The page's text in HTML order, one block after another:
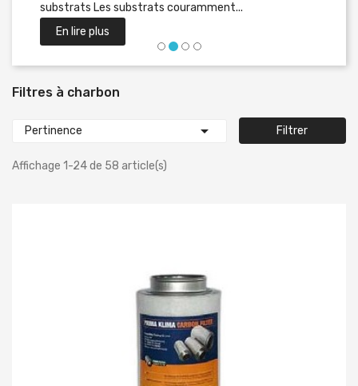
substrats Les substrats couramment...
En lire plus
Filtres à charbon
Pertinence  Filtrer
Affichage 1-24 de 58 article(s)